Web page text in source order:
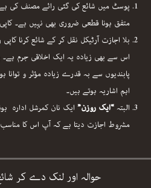
پوسٹ میں شائع کی گئی رائے مصنف کی
متفق ہونا قطعی ضروری بھی نہیں ہے۔
بلا اجازت آرٹیکل نقل کر کے شائع کرنا
اس سے بھی زیادہ یہ ایک اخلاقی جرم ہے۔
پابندیوں سے بہ قدرے زیادہ مؤثر و توانا
اہم اشاریہ ہوتے ہیں۔
البتہ “ایک روزن” ایک نان کمرشل ادارہ
مشروط اجازت دیتا ہے کہ آپ اس کا
حوالہ اور لنک دے کر